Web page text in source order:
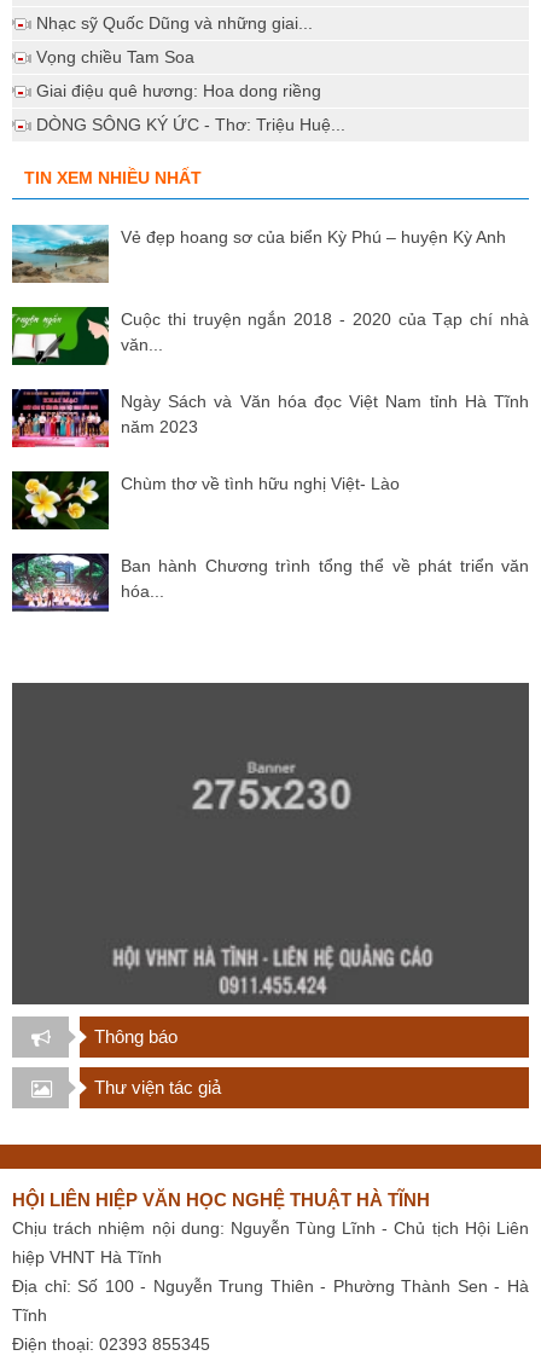
Nhạc sỹ Quốc Dũng và những giai...
Vọng chiều Tam Soa
Giai điệu quê hương: Hoa dong riềng
DÒNG SÔNG KÝ ỨC - Thơ: Triệu Huệ...
TIN XEM NHIỀU NHẤT
Vẻ đẹp hoang sơ của biển Kỳ Phú – huyện Kỳ Anh
Cuộc thi truyện ngắn 2018 - 2020 của Tạp chí nhà
văn...
Ngày Sách và Văn hóa đọc Việt Nam tỉnh Hà Tĩnh
năm 2023
Chùm thơ về tình hữu nghị Việt- Lào
Ban hành Chương trình tổng thể về phát triển văn
hóa...
Thông báo
Thư viện tác giả
HỘI LIÊN HIỆP VĂN HỌC NGHỆ THUẬT HÀ TĨNH
Chịu trách nhiệm nội dung: Nguyễn Tùng Lĩnh - Chủ tịch Hội Liên
hiệp VHNT Hà Tĩnh
Địa chỉ: Số 100 - Nguyễn Trung Thiên - Phường Thành Sen - Hà
Tĩnh
Điện thoại: 02393 855345